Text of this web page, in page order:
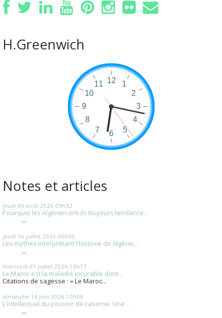
H.Greenwich
Notes et articles
jeudi 06 août 2026 09h32
Pourquoi les Algérien ont-ils toujours tendance...
...
jeudi 16 juillet 2026 00h00
Les mythes interprétant l'histoire de Algérie,...
...
mercredi 01 juillet 2026 10h17
Le Maroc est la maladie incurable dont...
Citations de sagesse : « Le Maroc...
dimanche 14 juin 2026 10h00
L'intellectuel du pouvoir de caserne. Une...
...